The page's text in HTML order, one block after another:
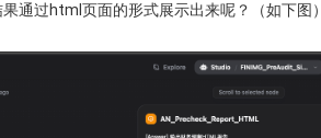
通过html页面的形式展示出来呢？（如下图）